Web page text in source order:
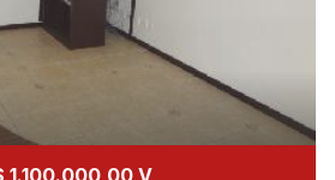
17
Aug/Mon
18
1.100.000,00 V